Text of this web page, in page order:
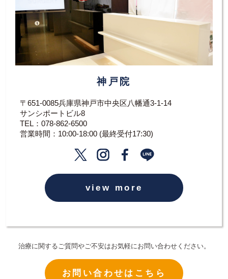
神戸院
〒651-0085兵庫県神戸市中央区八幡通3-1-14
サンシポートビル8
TEL： 078-862-6500
営業時間：10:00-18:00 (最終受付17:30)
view more
治療に関するご質問やご不安はお気軽にお問い合わせください。
お問い合わせはこちら